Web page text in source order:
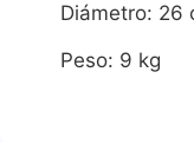
Diámetro: 26
Peso: 9 kg